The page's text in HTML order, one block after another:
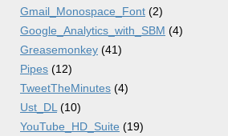
Gmail_Monospace_Font (2)
Google_Analytics_with_SBM (4)
Greasemonkey (41)
Pipes (12)
TweetTheMinutes (4)
Ust_DL(10)
YouTube_HD_Suite (19)